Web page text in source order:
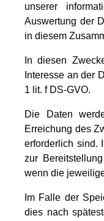
unserer
Auswertung der
in diesem
In diesen
Interesse an der
1 lit. f DS-GVO.
Die Daten
Erreichung des
erforderlich sind.
zur
wenn die
Im Falle der
dies nach